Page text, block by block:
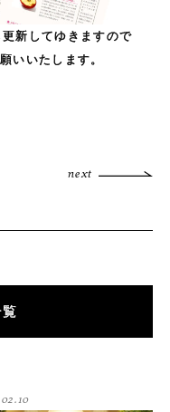
新してゆきますので
いいたします。
next